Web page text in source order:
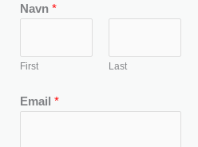
Navn *
First Last
Email *